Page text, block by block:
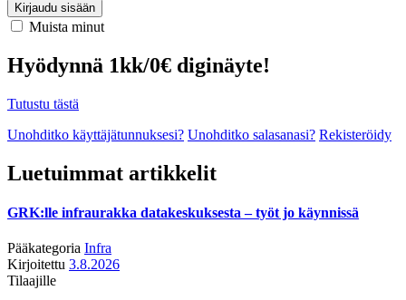
Kirjaudu sisään
Muista minut
Hyödynnä 1kk/0€ diginäyte!
Tutustu tästä
Unohditko käyttäjätunnuksesi? Unohditko salasanasi? Rekisteröidy
Luetuimmat artikkelit
GRK:lle infraurakka datakeskuksesta – työt jo käynnissä
Pääkategoria Infra
Kirjoitettu 3.8.2026
Tilaajille